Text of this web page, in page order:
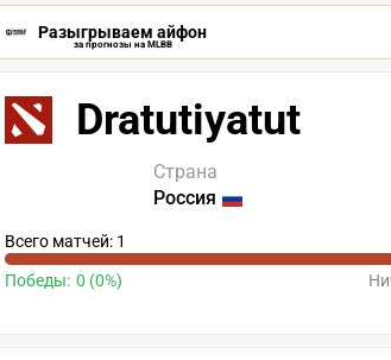
Разыгрываем айфон
за прогнозы на MLBB
Dratutiyatut
Страна
Россия
Всего матчей: 1
Победы: 0 (0%)